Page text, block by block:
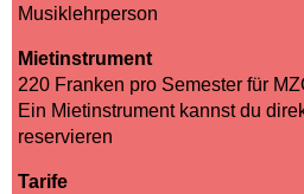
Musiklehrperson
Mietinstrument
220 Franken pro Semester für
Ein Mietinstrument kannst du
reservieren
Tarife